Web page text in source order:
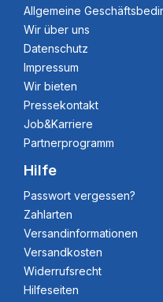
Allgemeine
Wir über uns
Datenschutz
Impressum
Wir bieten
Pressekontakt
Job&Karriere
Partnerprogramm
Hilfe
Passwort vergessen?
Zahlarten
Versandinformationen
Versandkosten
Widerrufsrecht
Hilfeseiten